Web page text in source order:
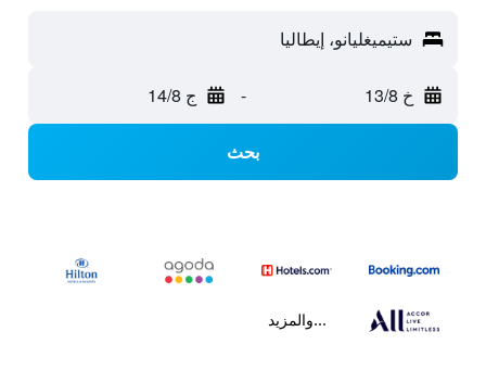
ستيميغليانو، إيطاليا
خ 13/8 - ج 14/8
بحث
...والمزيد